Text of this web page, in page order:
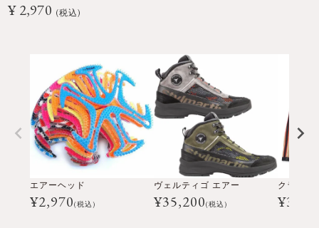
¥ 2,970 税込
エアーヘッド
¥2,970(税込)
ヴェルティゴ エアー
¥35,200(税込) ¥